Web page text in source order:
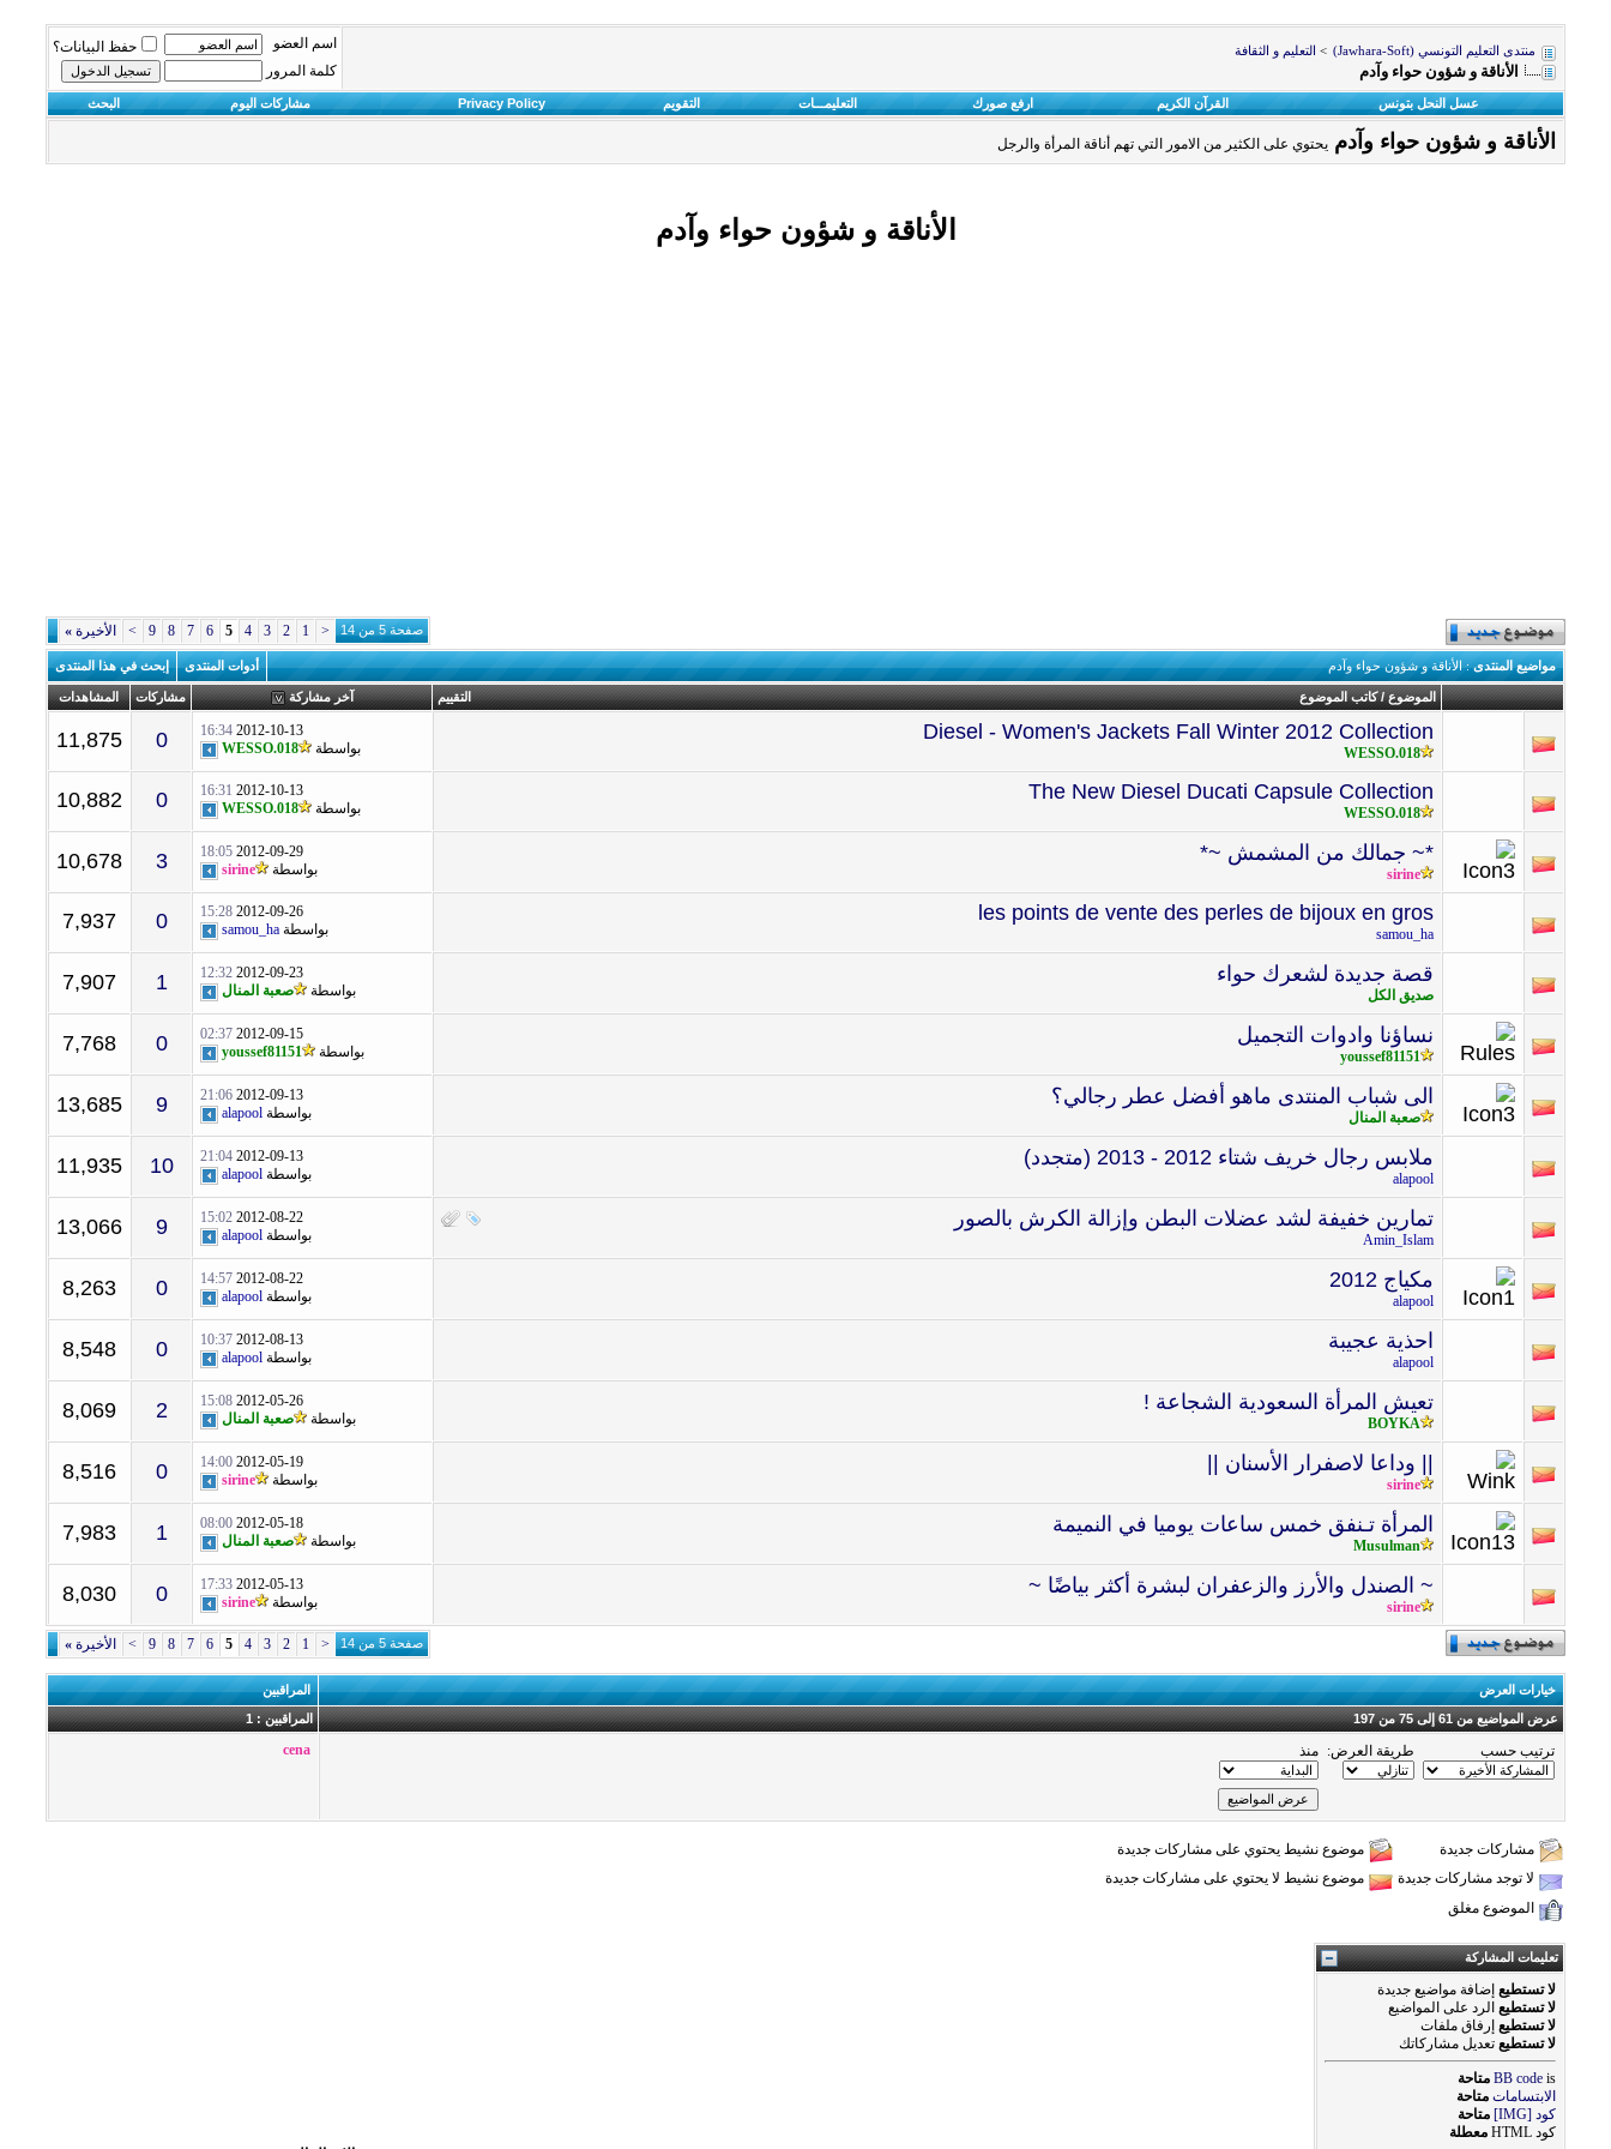
منتدى التعليم التونسي (Jawhara-Soft) > التعليم و الثقافة
الأناقة و شؤون حواء وآدم
اسم العضو
حفظ البيانات؟
كلمة المرور
عسل النحل بتونس القرآن الكريم ارفع صورك التعليمـــات التقويم Privacy Policy مشاركات اليوم البحث
الأناقة و شؤون حواء وآدم يحتوي على الكثير من الامور التي تهم أناقة المرأة والرجل
الأناقة و شؤون حواء وآدم
صفحة 5 من 14 <
1
2
3
4
5
6
7
8
9
> الأخيرة »
مواضيع المنتدى: الأناقة و شؤون حواء وآدم أدوات المنتدى إبحث في هذا المنتدى
التقييم الموضوع/كاتب الموضوع آخر مشاركة مشاركات المشاهدات
Diesel - Women's Jackets Fall Winter 2012 Collection
WESSO.018
2012-10-13
16:34
بواسطة
WESSO.018
0
11,875
The New Diesel Ducati Capsule Collection
WESSO.018
2012-10-13
16:31
بواسطة
WESSO.018
0
10,882
*~ جمالك من المشمش ~*
sirine
2012-09-29
18:05
بواسطة
sirine
3
10,678
les points de vente des perles de bijoux en gros
samou_ha
2012-09-26
15:28
بواسطة samou_ha
0
7,937
قصة جديدة لشعرك حواء
صديق الكل
2012-09-23
12:32
بواسطة
صعبة المنال 1
7,907
نساؤنا وادوات التجميل
youssef81151
2012-09-15
02:37
بواسطة
youssef81151
0
7,768
الى شباب المنتدى ماهو أفضل عطر رجالي؟
صعبة المنال
2012-09-13
21:06
بواسطة alapool
9
13,685
ملابس رجال خريف شتاء 2012 - 2013 (متجدد)
alapool
2012-09-13
21:04
بواسطة alapool
10
11,935
تمارين خفيفة لشد عضلات البطن وإزالة الكرش بالصور
Amin_Islam
2012-08-22
15:02
بواسطة alapool
9
13,066
مكياج 2012
alapool
2012-08-22
14:57
بواسطة alapool
0
8,263
احذية عجيبة
alapool
2012-08-13
10:37
بواسطة alapool
0
8,548
تعيش المرأة السعودية الشجاعة !
BOYKA
2012-05-26
15:08
بواسطة
صعبة المنال 2
8,069
|| وداعا لاصفرار الأسنان ||
sirine
2012-05-19
14:00
بواسطة
sirine
0
8,516
المرأة‏ ‏تـنفق‏ ‏خمس‏ ‏ساعات‏ ‏يوميا‏ ‏في‏ ‏النميمة
Musulman
2012-05-18
08:00
بواسطة
صعبة المنال 1
7,983
~ الصندل والأرز والزعفران لبشرة أكثر بياضًا ~
sirine
2012-05-13
17:33
بواسطة
sirine
0
8,030
صفحة 5 من 14 <
1
2
3
4
5
6
7
8
9
> الأخيرة »
خيارات العرض المراقبين
عرض المواضيع من 61 إلى 75 من 197 المراقبين : 1
ترتيب حسب طريقة العرض: منذ cena
مشاركات جديدة
موضوع نشيط يحتوي على مشاركات جديدة
لا توجد مشاركات جديدة
موضوع نشيط لا يحتوي على مشاركات جديدة
الموضوع مغلق
تعليمات المشاركة
لا تستطيع إضافة مواضيع جديدة
لا تستطيع الرد على المواضيع
لا تستطيع إرفاق ملفات
لا تستطيع تعديل مشاركاتك
BB code is
متاحة
الابتسامات متاحة
كود [IMG]
متاحة
كود HTML
معطلة